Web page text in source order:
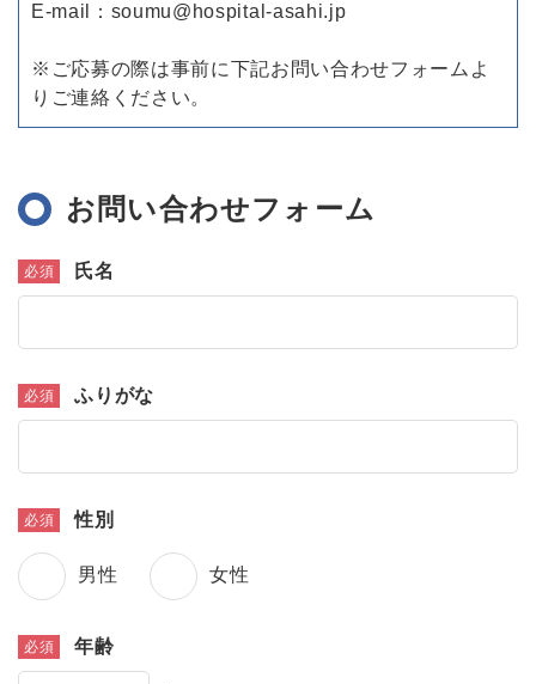
E-mail：soumu@hospital-asahi.jp
※ご応募の際は事前に下記お問い合わせフォームよ
りご連絡ください。
お問い合わせフォーム
氏名
ふりがな
性別
男性 女性
年齢